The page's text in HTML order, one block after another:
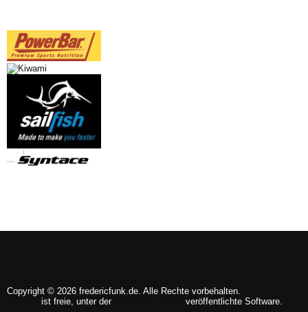
Copyright © 2026 fredericfunk.de. Alle Rechte vorbehalten.
ist freie, unter der veröffentlichte Software.